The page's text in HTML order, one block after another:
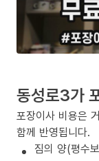
동성로3가
포장이사 비용은
함께 반영됩니다.
짐의 양(평수